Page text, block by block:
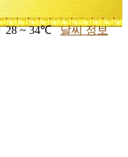
28 ~ 34℃ 날씨 정보